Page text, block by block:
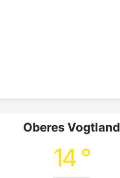
Oberes Vogtland
14 °